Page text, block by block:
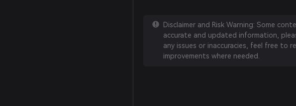
Disclaimer and Risk Warning: Some
accurate and updated information,
any issues or inaccuracies, feel free to
improvements where needed.